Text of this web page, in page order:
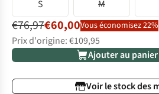
S
M
€76,97€60,00Vous économisez 22%
Prix d'origine: €109,95
Ajouter au panier
Voir le stock des